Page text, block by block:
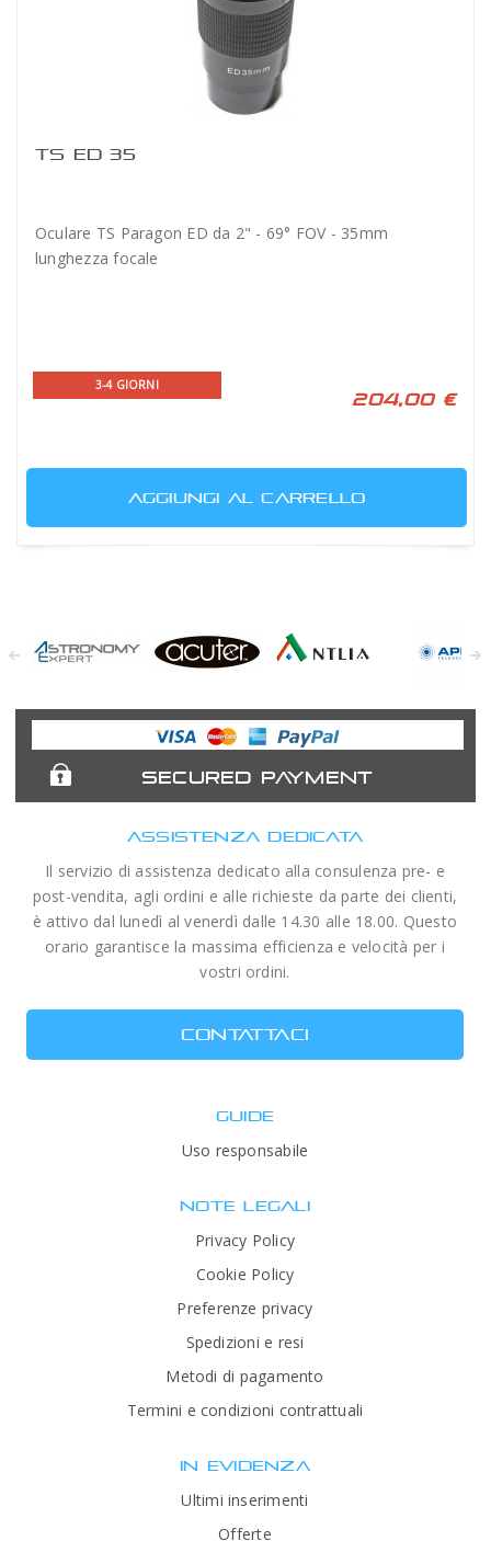
TS ED 35
Oculare TS Paragon ED da 2" - 69° FOV - 35mm
lunghezza focale
3-4 GIORNI
204,00 €
AGGIUNGI AL CARRELLO
Expert
Telescopes
SECURED PAYMENT
ASSISTENZA DEDICATA
Il servizio di assistenza dedicato alla consulenza pre- e
post-vendita, agli ordini e alle richieste da parte dei clienti,
è attivo dal lunedì al venerdì dalle 14.30 alle 18.00. Questo
orario garantisce la massima efficienza e velocità per i
vostri ordini.
CONTATTACI
GUIDE
Uso responsabile
NOTE LEGALI
Privacy Policy
Cookie Policy
Preferenze privacy
Spedizioni e resi
Metodi di pagamento
Termini e condizioni contrattuali
IN EVIDENZA
Ultimi inserimenti
Offerte